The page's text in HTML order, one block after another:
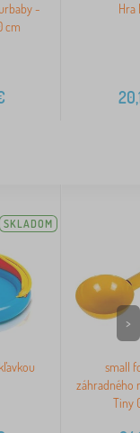
-
cm
Hra
SKLADOM
small
záhradného
Tiny
>